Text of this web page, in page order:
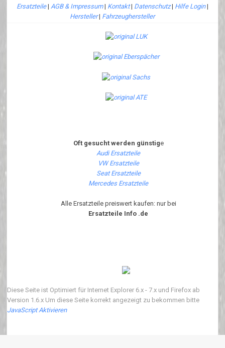
Ersatzteile| AGB & Impressum| Kontakt| Datenschutz| Hilfe Login|
Hersteller| Fahrzeughersteller
Oft gesucht werden günstige
Audi Ersatzteile
VW Ersatzteile
Seat Ersatzteile
Mercedes Ersatzteile
Alle Ersatzteile preiswert kaufen: nur bei
Ersatzteile Info .de
Diese Seite ist Optimiert für Internet Explorer 6.x - 7.x und Firefox ab
Version 1.6.x Um diese Seite korrekt angezeigt zu bekommen bitte
JavaScript Aktivieren